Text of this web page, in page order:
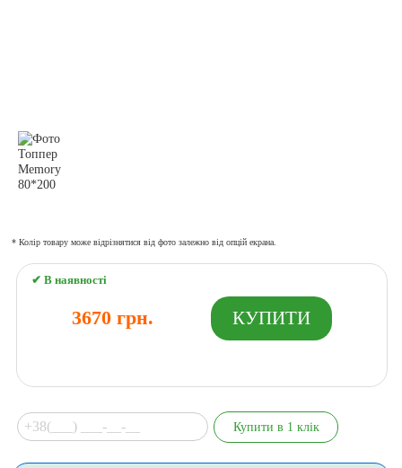
* Колір товару може відрізнятися від фото залежно від опцій екрана.
✔ В наявності
3670 грн.